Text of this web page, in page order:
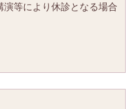
等により休診となる場合